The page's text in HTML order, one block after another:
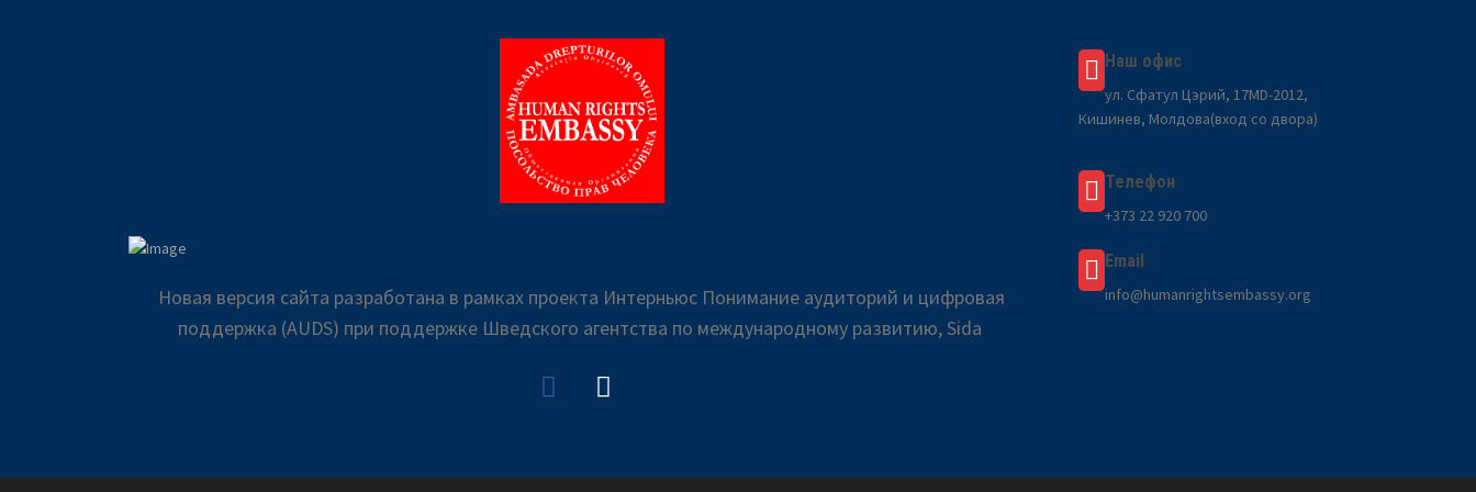
Новая версия сайта разработана в рамках проекта Интерньюс Понимание аудиторий и цифровая
поддержка (AUDS) при поддержке Шведского агентства по международному развитию, Sida
Наш офис
ул. Сфатул Цэрий, 17MD-2012,
Кишинев, Молдова(вход со двора)
Телефон
+373 22 920 700
Email
info@humanrightsembassy.org